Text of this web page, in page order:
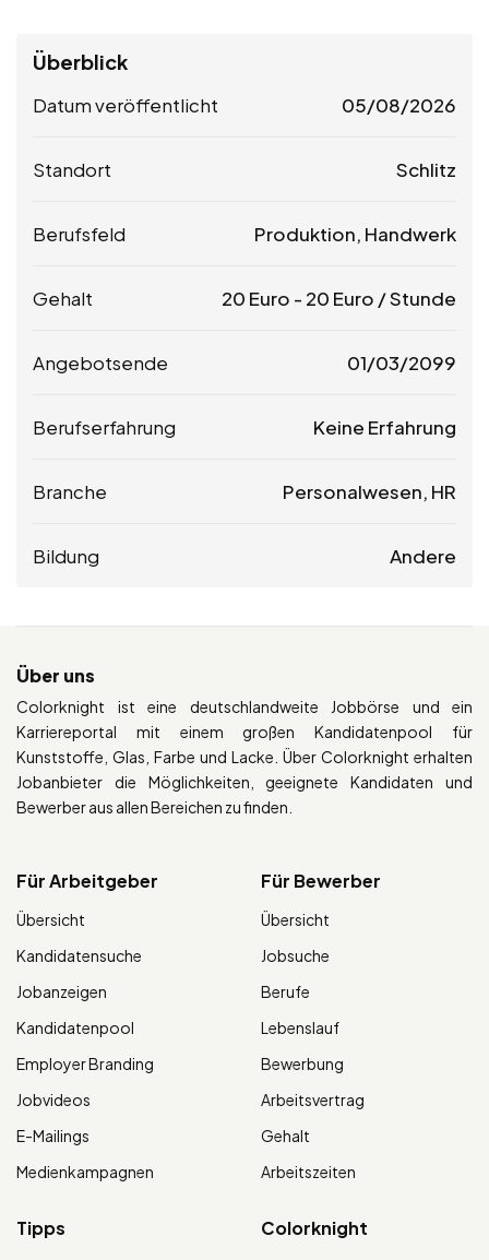
Überblick
Datum veröffentlicht 05/08/2026
Standort Schlitz
Berufsfeld Produktion, Handwerk
Gehalt 20 Euro - 20 Euro / Stunde
Angebotsende 01/03/2099
Berufserfahrung Keine Erfahrung
Branche Personalwesen, HR
Bildung Andere
Über uns
Colorknight ist eine deutschlandweite Jobbörse und ein
Karriereportal mit einem großen Kandidatenpool für
Kunststoffe, Glas, Farbe und Lacke. Über Colorknight erhalten
Jobanbieter die Möglichkeiten, geeignete Kandidaten und
Bewerber aus allen Bereichen zu finden.
Für Arbeitgeber
Übersicht
Kandidatensuche
Jobanzeigen
Kandidatenpool
Employer Branding
Jobvideos
E-Mailings
Medienkampagnen
Für Bewerber
Übersicht
Jobsuche
Berufe
Lebenslauf
Bewerbung
Arbeitsvertrag
Gehalt
Arbeitszeiten
Tipps Colorknight